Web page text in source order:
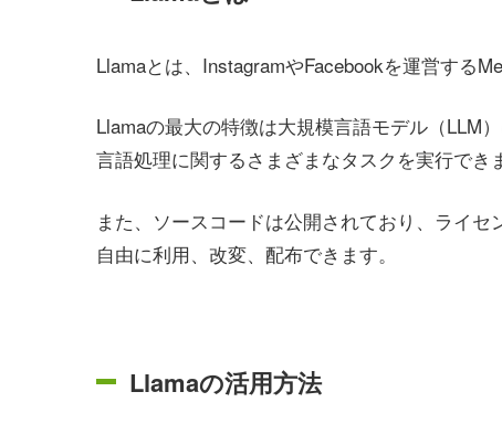
Llamaとは、InstagramやFacebookを運営する
Llamaの最大の特徴は大規模言語モデル（LLM
言語処理に関するさまざまなタスクを実行でき
また、ソースコードは公開されており、ライ
自由に利用、改変、配布できます。
Llamaの活用方法